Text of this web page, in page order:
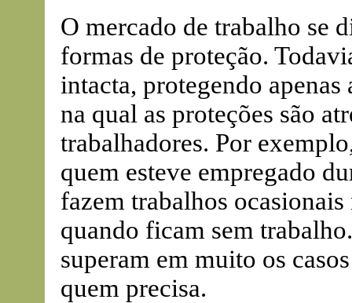
O mercado de trabalho se
formas de proteção.
intacta, protegendo
na qual as proteções são
trabalhadores. Por
quem esteve empregado
fazem trabalhos
quando ficam sem
superam em muito os
quem precisa.